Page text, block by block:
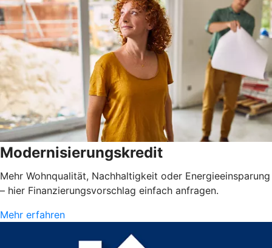
Modernisierungskredit
Mehr Wohnqualität, Nachhaltigkeit oder Energieeinsparung
– hier Finanzierungsvorschlag einfach anfragen.
Mehr erfahren